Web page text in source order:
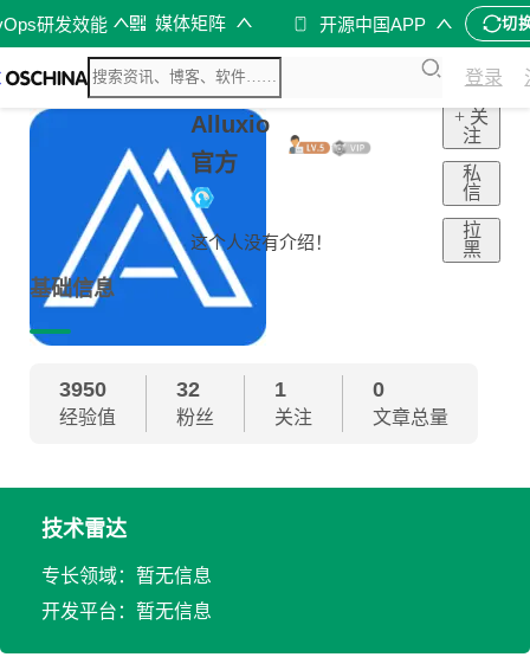
研发效能 媒体矩阵 开源中国APP 切
登录
Alluxio
官方
这个人没有介绍！
+ 关
注
私
信
拉
黑
基础信息
3950
经验值
32
粉丝
1
关注
0
文章总量
技术雷达
专长领域：暂无信息
开发平台：暂无信息